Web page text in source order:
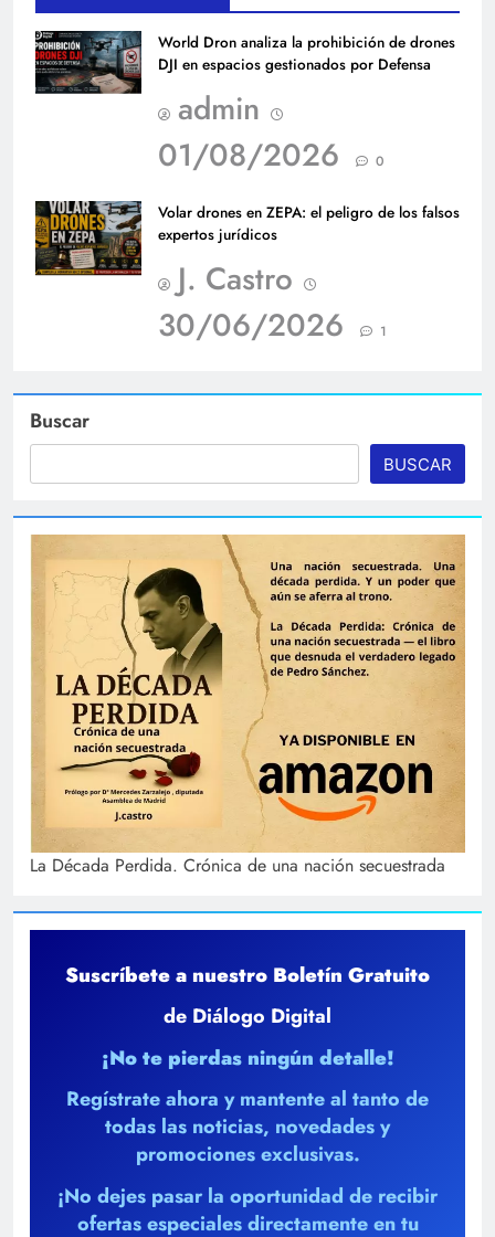
World Dron analiza la prohibición de drones
DJI en espacios gestionados por Defensa
admin
01/08/2026
0
Volar drones en ZEPA: el peligro de los falsos
expertos jurídicos
J. Castro
30/06/2026
1
Buscar
BUSCAR
La Década Perdida. Crónica de una nación secuestrada
Suscríbete a nuestro Boletín Gratuito
de Diálogo Digital
¡No te pierdas ningún detalle!
Regístrate ahora y mantente al tanto de
todas las noticias, novedades y
promociones exclusivas.
¡No dejes pasar la oportunidad de recibir
ofertas especiales directamente en tu